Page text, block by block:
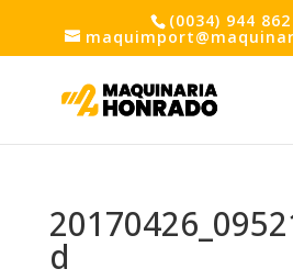
(0034) 944
d